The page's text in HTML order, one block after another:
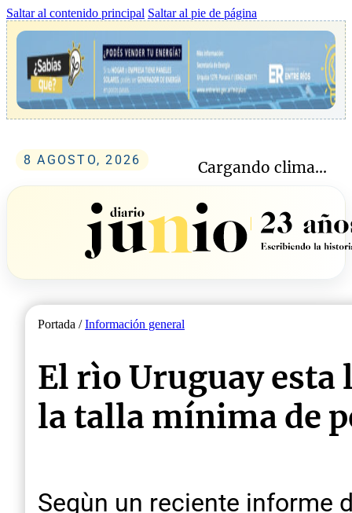
Saltar al contenido principal Saltar al pie de página
8 AGOSTO, 2026 Cargando clima...
Portada /Información general
El rìo Uruguay esta
la talla mínima de
Segùn un reciente informe